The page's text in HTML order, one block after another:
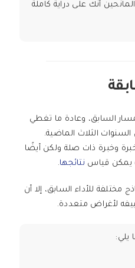
أنك على دراية كاملة
السابق، وعادة ما تغطي
الثلاث الماضية.
وخبرة ذات صلة ولكن أيضًا
يمكن قياس نتائجها.
مختلفة للأداء السابق، إلا أن
لأغراض متعددة.
يلي: